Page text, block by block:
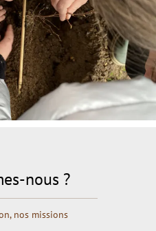
nous ?
nos missions